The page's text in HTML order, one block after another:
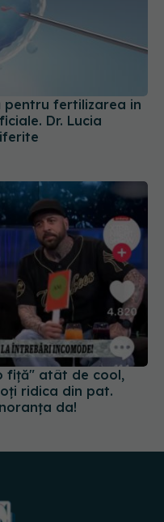
fiță" atât de cool,
ridica din pat.
da!
PE: